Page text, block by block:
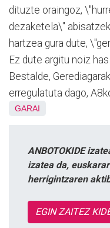
dituzte oraingoz,
dezaketela\"
hartzea gura dute,
Ez dute argitu noiz
Bestalde,
erregulatuta dago,
GARAI
ANBOTOKIDE
izatea da,
herrigintzaren
EGIN ZAITEZ